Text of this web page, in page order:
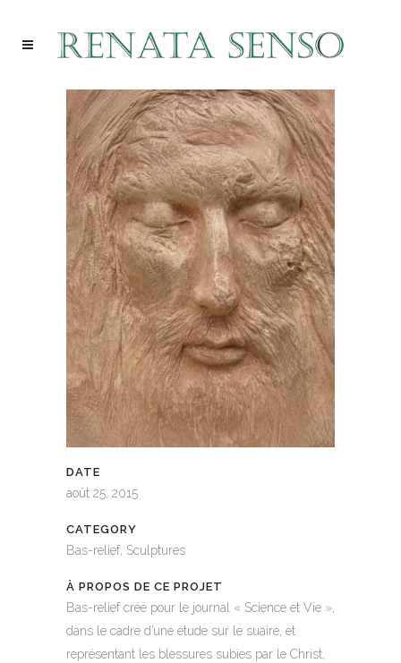
DATE
août 25, 2015
CATEGORY
Bas-relief, Sculptures
À PROPOS DE CE PROJET
Bas-relief créé pour le journal « Science et Vie »,
dans le cadre d’une étude sur le suaire, et
représentant les blessures subies par le Christ,